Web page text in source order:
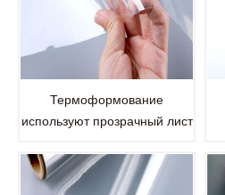
Термоформование
используют прозрачный лист